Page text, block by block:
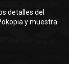
detalles del
y muestra